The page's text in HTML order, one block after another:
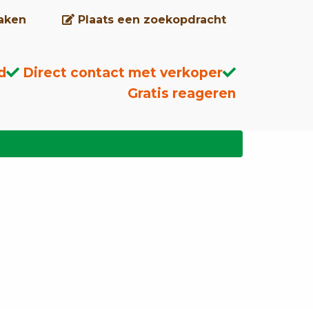
Plaats een zoekopdracht
Direct contact met verkoper
Gratis reageren